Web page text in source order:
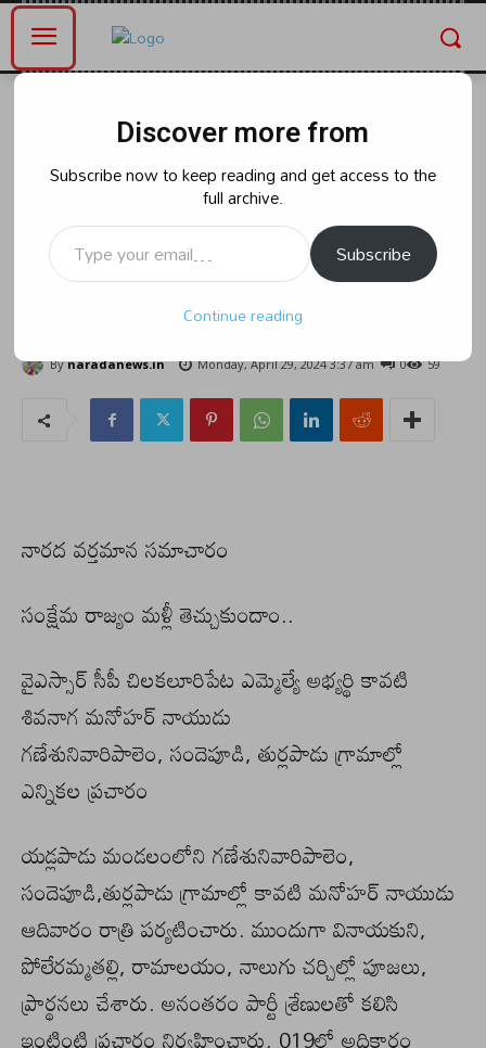
రాజకీయం
సంక్షేమ రాజ్యం మళ్లీ
తెచ్చుకుందాం..వైఎస్సార్‌ సీపీ
చిలకలూరిపేట ఎమ్మెల్యే అభ్యర్థి కావటి
శివనాగ మనోహర్‌ నాయుడు
By naradanews.in Monday, April 29, 2024 3:37 am 59
0
నారద వర్తమాన సమాచారం
సంక్షేమ రాజ్యం మళ్లీ తెచ్చుకుందాం..
వైఎస్సార్‌ సీపీ చిలకలూరిపేట ఎమ్మెల్యే అభ్యర్థి కావటి
శివనాగ మనోహర్‌ నాయుడు
గణేశునివారిపాలెం, సందెపూడి, తుర్లపాడు గ్రామాల్లో
ఎన్నికల ప్రచారం
యడ్లపాడు మండలంలోని గణేశునివారిపాలెం,
సందెపూడి,తుర్లపాడు గ్రామాల్లో కావటి మనోహర్‌ నాయుడు
ఆదివారం రాత్రి పర్యటించారు. ముందుగా వినాయకుని,
పోలేరమ్మతల్లి, రామాలయం, నాలుగు చర్చిల్లో పూజలు,
ప్రార్థనలు చేశారు. అనంతరం పార్టీ శ్రేణులతో కలిసి
Discover more from
Subscribe now to keep reading and get access to the
full archive.
Type your email…
Subscribe
Continue reading